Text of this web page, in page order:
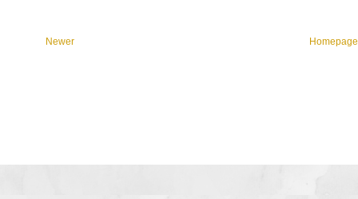
Newer Homepage